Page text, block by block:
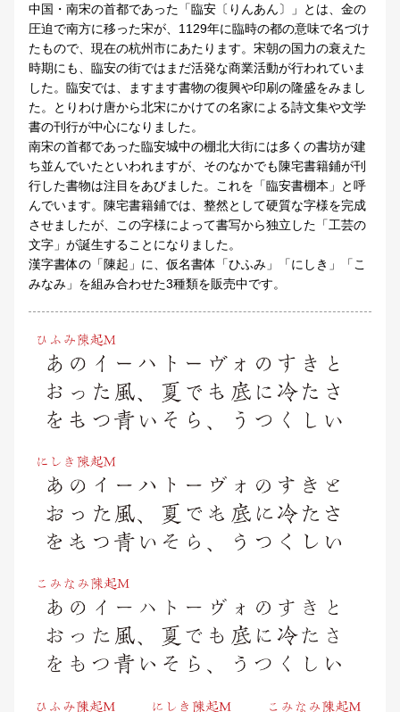
中国・南宋の首都であった「臨安〔りんあん〕」とは、金の
圧迫で南方に移った宋が、1129年に臨時の都の意味で名づけ
たもので、現在の杭州市にあたります。宋朝の国力の衰えた
時期にも、臨安の街ではまだ活発な商業活動が行われていま
した。臨安では、ますます書物の復興や印刷の隆盛をみまし
た。とりわけ唐から北宋にかけての名家による詩文集や文学
書の刊行が中心になりました。
南宋の首都であった臨安城中の棚北大街には多くの書坊が建
ち並んでいたといわれますが、そのなかでも陳宅書籍鋪が刊
行した書物は注目をあびました。これを「臨安書棚本」と呼
んでいます。陳宅書籍鋪では、整然として硬質な字様を完成
させましたが、この字様によって書写から独立した「工芸の
文字」が誕生することになりました。
漢字書体の「陳起」に、仮名書体「ひふみ」「にしき」「こ
みなみ」を組み合わせた3種類を販売中です。